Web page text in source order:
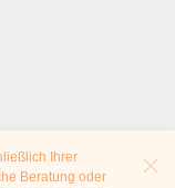
Ihrer
Beratung oder